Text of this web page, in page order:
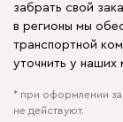
забрать свой
в регионы мы
транспортной
уточнить у наших
* при оформлении
не действуют.